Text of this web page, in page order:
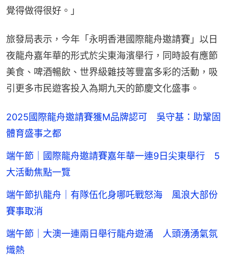
覺得做得很好。」
旅發局表示，今年「永明香港國際龍舟邀請賽」以日
夜龍舟嘉年華的形式於尖東海濱舉行，同時設有應節
美食、啤酒暢飲、世界級雜技等豐富多彩的活動，吸
引更多市民遊客投入為期九天的節慶文化盛事。
2025國際龍舟邀請賽獲M品牌認可 吳守基：助鞏固
體育盛事之都
端午節｜國際龍舟邀請賽嘉年華一連9日尖東舉行 5
大活動焦點一覽
端午節扒龍舟｜有隊伍化身哪吒戰怒海 風浪大部份
賽事取消
端午節｜大澳一連兩日舉行龍舟遊涌 人頭湧湧氣氛
熾熱